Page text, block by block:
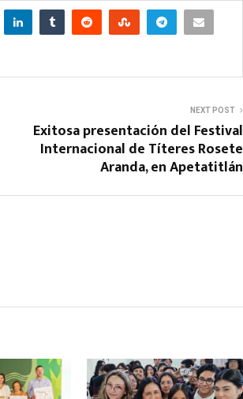
NEXT POST
Exitosa presentación del Festival
Internacional de Títeres Rosete
Aranda, en Apetatitlán